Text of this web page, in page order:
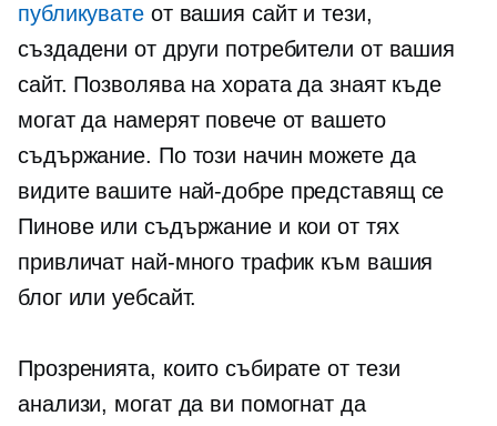
публикуватеот вашия сайт и тези,
създадени от други потребители от вашия
сайт. Позволява на хората да знаят къде
могат да намерят повече от вашето
съдържание. По този начин можете да
видите вашите най-добре представящ се
Пинове или съдържание и кои от тях
привличат най-много трафик към вашия
блог или уебсайт.
Прозренията, които събирате от тези
анализи, могат да ви помогнат да